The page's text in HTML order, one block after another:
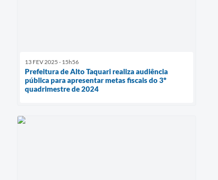
13 FEV 2025 - 15h56
Prefeitura de Alto Taquari realiza audiência
pública para apresentar metas fiscais do 3º
quadrimestre de 2024